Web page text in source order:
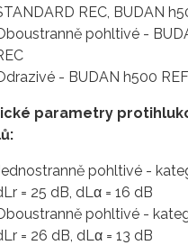
REC, BUDAN
pohltivé -
- BUDAN h500
parametry
pohltivé -
= 25 dB, dLα = 16 dB
pohltivé -
= 26 dB, dLα = 13 dB